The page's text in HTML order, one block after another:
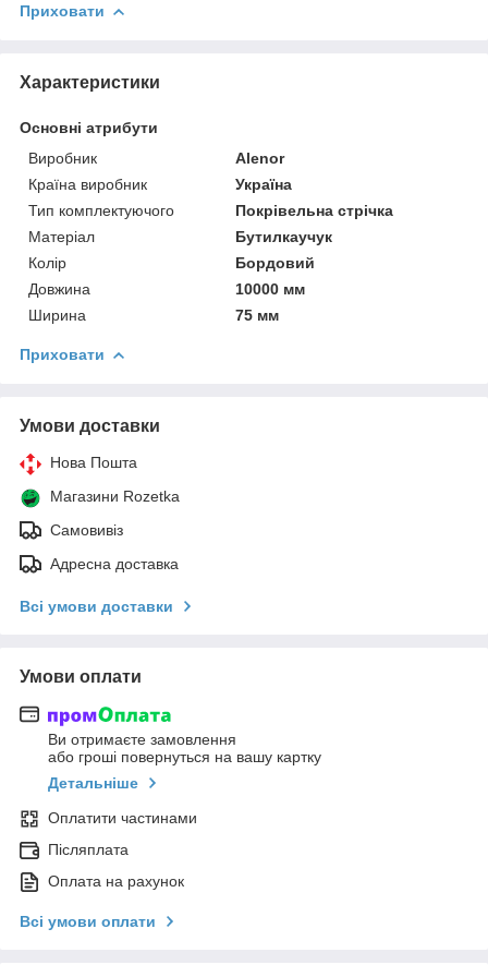
Приховати
Характеристики
Основні атрибути
Виробник
Alenor
Країна виробник
Україна
Тип комплектуючого
Покрівельна стрічка
Матеріал
Бутилкаучук
Колір
Бордовий
Довжина
10000 мм
Ширина
75 мм
Приховати
Умови доставки
Нова Пошта
Магазини Rozetka
Самовивіз
Адресна доставка
Всі умови доставки
Умови оплати
Ви отримаєте замовлення
або гроші повернуться на вашу картку
Детальніше
Оплатити частинами
Післяплата
Оплата на рахунок
Всі умови оплати